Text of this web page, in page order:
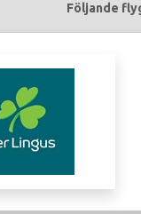
Följande